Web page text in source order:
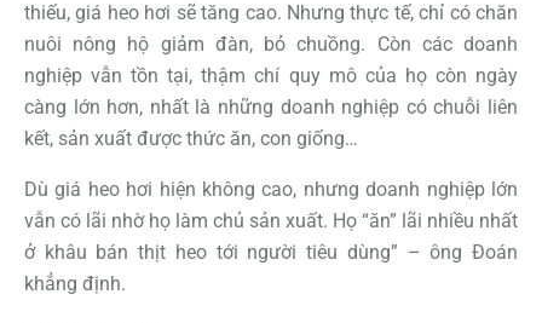
thiếu, giá heo hơi sẽ tăng cao. Nhưng thực tế, chỉ có chăn
nuôi nông hộ giảm đàn, bỏ chuồng. Còn các doanh
nghiệp vẫn tồn tại, thậm chí quy mô của họ còn ngày
càng lớn hơn, nhất là những doanh nghiệp có chuỗi liên
kết, sản xuất được thức ăn, con giống…
Dù giá heo hơi hiện không cao, nhưng doanh nghiệp lớn
vẫn có lãi nhờ họ làm chủ sản xuất. Họ “ăn” lãi nhiều nhất
ở khâu bán thịt heo tới người tiêu dùng” – ông Đoán
khẳng định.